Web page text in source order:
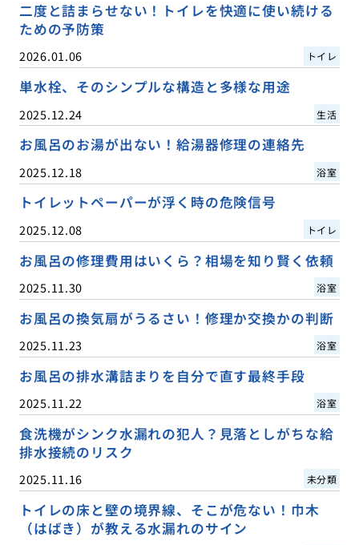
二度と詰まらせない！トイレを快適に使い続ける
ための予防策
2026.01.06 トイレ
単水栓、そのシンプルな構造と多様な用途
2025.12.24 生活
お風呂のお湯が出ない！給湯器修理の連絡先
2025.12.18 浴室
トイレットペーパーが浮く時の危険信号
2025.12.08 トイレ
お風呂の修理費用はいくら？相場を知り賢く依頼
2025.11.30 浴室
お風呂の換気扇がうるさい！修理か交換かの判断
2025.11.23 浴室
お風呂の排水溝詰まりを自分で直す最終手段
2025.11.22 浴室
食洗機がシンク水漏れの犯人？見落としがちな給
排水接続のリスク
2025.11.16 未分類
トイレの床と壁の境界線、そこが危ない！巾木
（はばき）が教える水漏れのサイン